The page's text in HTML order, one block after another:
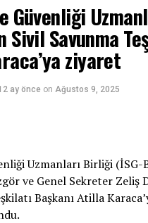
Güvenliği
Sivil Savunma
ziyaret
ay önce on Ağustos 9, 2025
Uzmanları Birliği (İSG-
ve Genel Sekreter Zeliş
Başkanı Atilla